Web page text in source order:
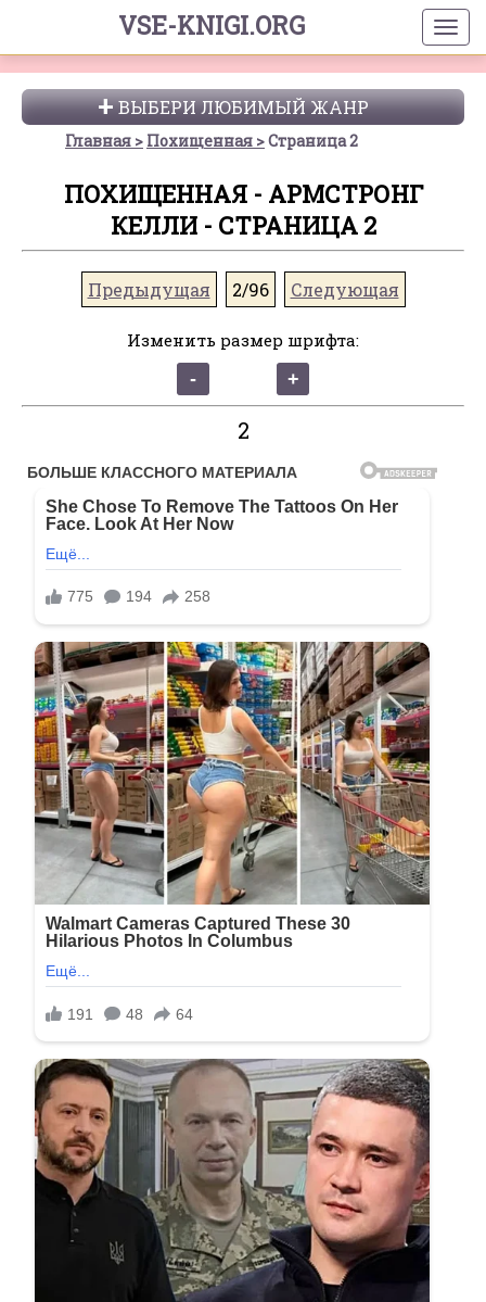
VSE-KNIGI.ORG
ВЫБЕРИ ЛЮБИМЫЙ ЖАНР
Главная Похищенная Страница 2
ПОХИЩЕННАЯ - АРМСТРОНГ
КЕЛЛИ - СТРАНИЦА 2
Предыдущая 2/96 Следующая
Изменить размер шрифта:
2